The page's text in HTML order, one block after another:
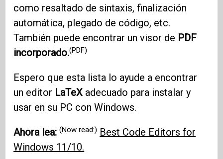
como resaltado de sintaxis, finalización
automática, plegado de código, etc.
También puede encontrar un visor de PDF
incorporado.(PDF)
Espero que esta lista lo ayude a encontrar
un editor LaTeX adecuado para instalar y
usar en su PC con Windows.
Ahora lea:(Now read:) Best Code Editors for
Windows 11/10.